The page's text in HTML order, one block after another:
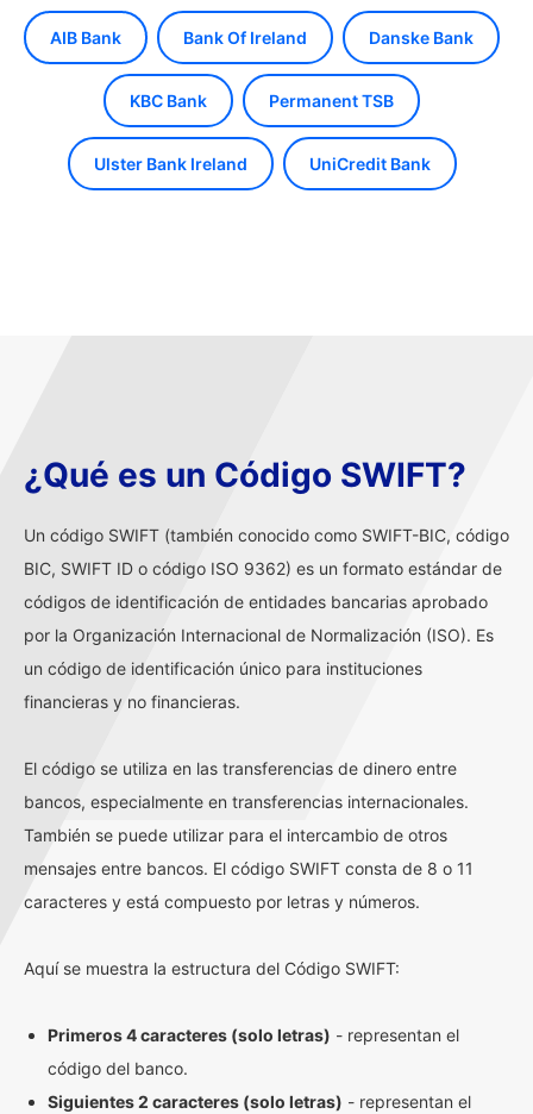
AIB Bank Bank Of Ireland Danske Bank
KBC Bank Permanent TSB
Ulster Bank Ireland UniCredit Bank
¿Qué es un Código SWIFT?
Un código SWIFT (también conocido como SWIFT-BIC, código
BIC, SWIFT ID o código ISO 9362) es un formato estándar de
códigos de identificación de entidades bancarias aprobado
por la Organización Internacional de Normalización (ISO). Es
un código de identificación único para instituciones
financieras y no financieras.
El código se utiliza en las transferencias de dinero entre
bancos, especialmente en transferencias internacionales.
También se puede utilizar para el intercambio de otros
mensajes entre bancos. El código SWIFT consta de 8 o 11
caracteres y está compuesto por letras y números.
Aquí se muestra la estructura del Código SWIFT:
Primeros 4 caracteres (solo letras) - representan el
código del banco.
Siguientes 2 caracteres (solo letras) - representan el